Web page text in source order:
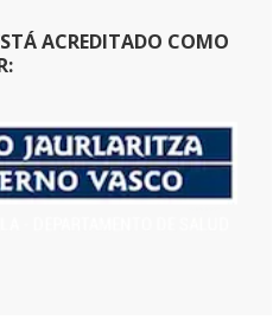
ACREDITADO COMO